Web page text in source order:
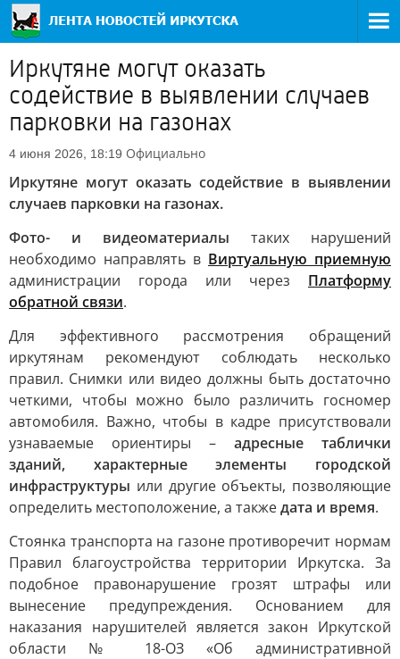
Иркутяне могут оказать
содействие в выявлении случаев
парковки на газонах
4 июня 2026, 18:19 Официально
Иркутяне могут оказать содействие в выявлении
случаев парковки на газонах.
Фото- и видеоматериалы таких нарушений
необходимо направлять в Виртуальную приемную
администрации города или через Платформу
обратной связи.
Для эффективного рассмотрения обращений
иркутянам рекомендуют соблюдать несколько
правил. Снимки или видео должны быть достаточно
четкими, чтобы можно было различить госномер
автомобиля. Важно, чтобы в кадре присутствовали
узнаваемые ориентиры – адресные таблички
зданий, характерные элементы городской
инфраструктуры или другие объекты, позволяющие
определить местоположение, а такжедата и время.
Стоянка транспорта на газоне противоречит нормам
Правил благоустройства территории Иркутска. За
подобное правонарушение грозят штрафы или
вынесение предупреждения. Основанием для
наказания нарушителей является закон Иркутской
области № 18-ОЗ «Об административной